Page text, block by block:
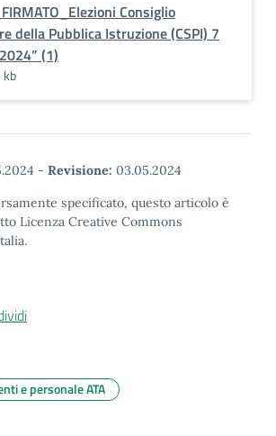
Consiglio
della Pubblica Istruzione (CSPI) 7
(1)
kb
- Revisione: 03.05.2024
specificato, questo articolo è
Licenza Creative Commons
e personale ATA